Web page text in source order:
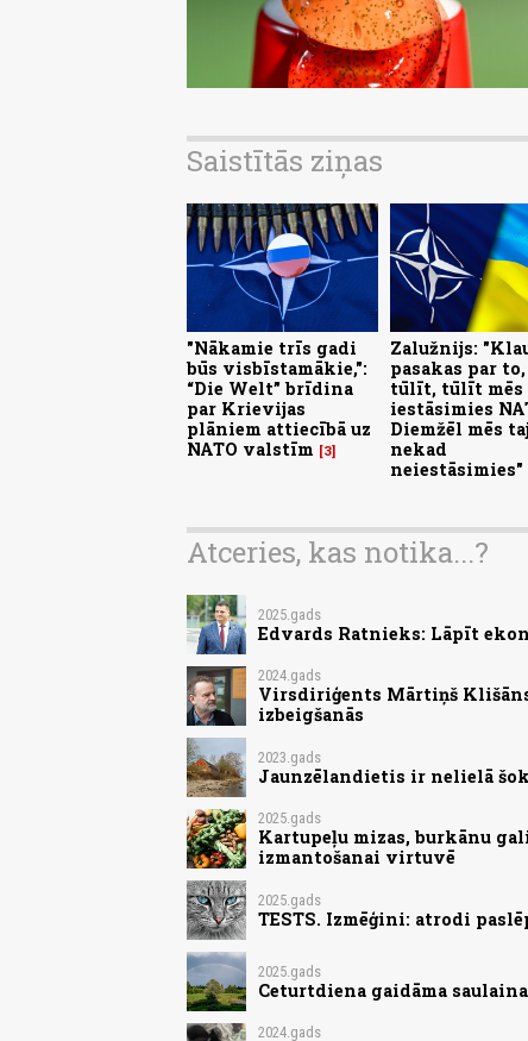
Saistītās ziņas
"Nākamie trīs gadi
būs visbīstamākie,":
“Die Welt” brīdina
par Krievijas
plāniem attiecībā uz
NATO valstīm
3
Zalužnijs:
pasakas par
tūlīt, tūlīt mēs
iestāsimies
Diemžēl mēs
nekad
neiestāsimies"
Atceries, kas notika...?
2025.gads
Edvards Ratnieks: Lāpīt
2024.gads
Virsdiriģents Mārtiņš
izbeigšanās
2023.gads
Jaunzēlandietis ir nelielā
2025.gads
Kartupeļu mizas, burkānu
izmantošanai virtuvē
2025.gads
TESTS. Izmēģini: atrodi
2025.gads
Ceturtdiena gaidāma
2024.gads